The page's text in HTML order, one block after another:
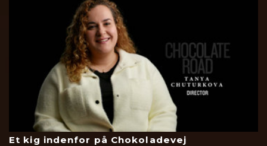
Et kig indenfor på Chokoladevej